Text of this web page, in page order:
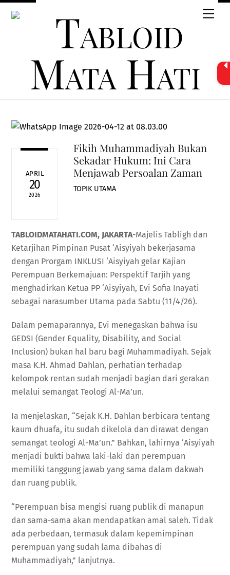
Skip
APRIL
20
2026
Fikih Muhammadiyah Bukan
Sekadar Hukum: Ini Cara
Menjawab Persoalan Zaman
TOPIK UTAMA
TABLOIDMATAHATI.COM, JAKARTA-Majelis Tabligh dan
Ketarjihan Pimpinan Pusat ‘Aisyiyah bekerjasama
dengan Prorgam INKLUSI ‘Aisyiyah gelar Kajian
Perempuan Berkemajuan: Perspektif Tarjih yang
menghadirkan Ketua PP ‘Aisyiyah, Evi Sofia Inayati
sebagai narasumber Utama pada Sabtu (11/4/26).
Dalam pemaparannya, Evi menegaskan bahwa isu
GEDSI (Gender Equality, Disability, and Social
Inclusion) bukan hal baru bagi Muhammadiyah. Sejak
masa K.H. Ahmad Dahlan, perhatian terhadap
kelompok rentan sudah menjadi bagian dari gerakan
melalui semangat Teologi Al-Ma’un.
Ia menjelaskan, “Sejak K.H. Dahlan berbicara tentang
kaum dhuafa, itu sudah dikelola dan dirawat dengan
semangat teologi Al-Ma’un.” Bahkan, lahirnya ‘Aisyiyah
menjadi bukti bahwa laki-laki dan perempuan
memiliki tanggung jawab yang sama dalam dakwah
dan ruang publik.
“Perempuan bisa mengisi ruang publik di manapun
dan sama-sama akan mendapatkan amal saleh. Tidak
ada perbedaan, termasuk dalam kepemimpinan
perempuan yang sudah lama dibahas di
Muhammadiyah,” lanjutnya.